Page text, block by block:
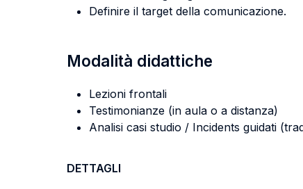
Definire il target della comunicazione.
Modalità didattiche
Lezioni frontali
Testimonianze (in aula o a distanza)
Analisi casi studio / Incidents guidati
DETTAGLI